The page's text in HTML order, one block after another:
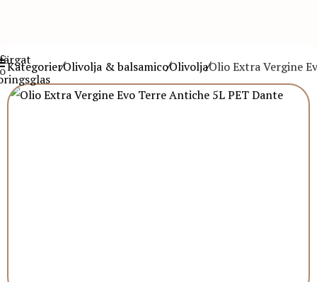
KategorierOlivolja & balsamicoOlivoljaOlio Extra Vergine